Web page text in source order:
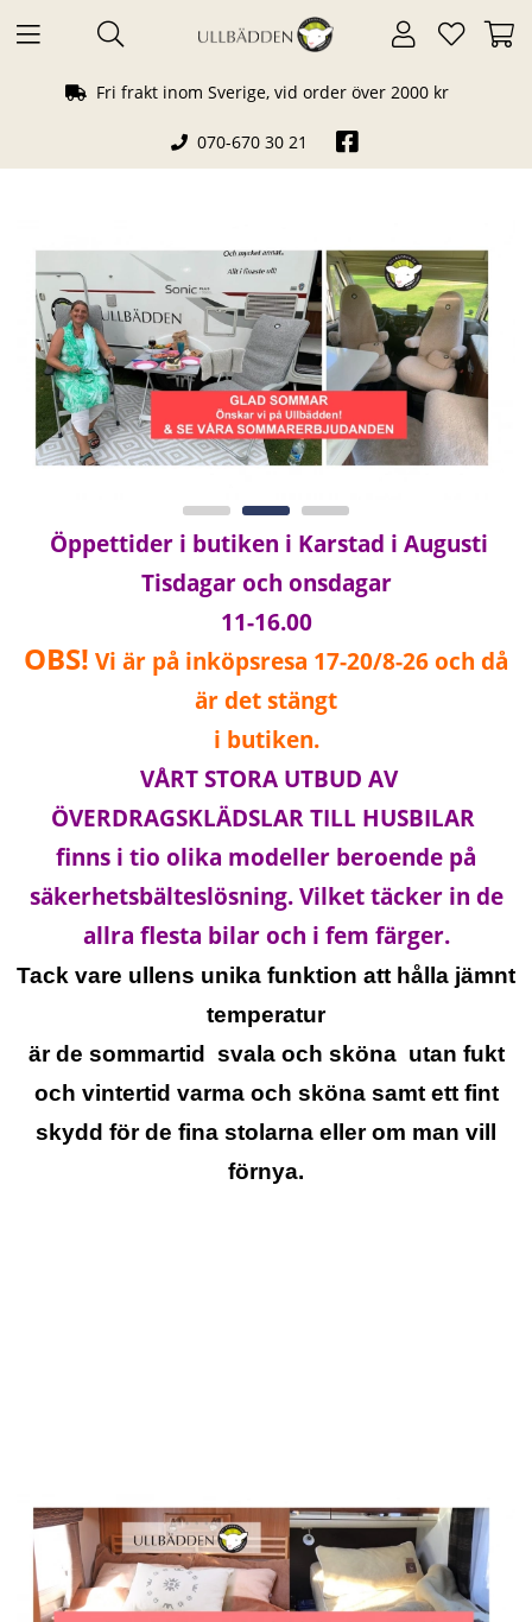
Fri frakt inom Sverige, vid order över 2000 kr
070-670 30 21
Öppettider i butiken i Karstad i Augusti
Tisdagar och onsdagar
11-16.00
OBS! Vi är på inköpsresa 17-20/8-26 och då
är det stängt
i butiken.
VÅRT STORA UTBUD AV
ÖVERDRAGSKLÄDSLAR TILL HUSBILAR
finns i tio olika modeller beroende på
säkerhetsbälteslösning. Vilket täcker in de
allra flesta bilar och i fem färger.
Tack vare ullens unika funktion att hålla jämnt
temperatur
är de sommartid svala och sköna utan fukt
och vintertid varma och sköna samt ett fint
skydd för de fina stolarna eller om man vill
förnya.